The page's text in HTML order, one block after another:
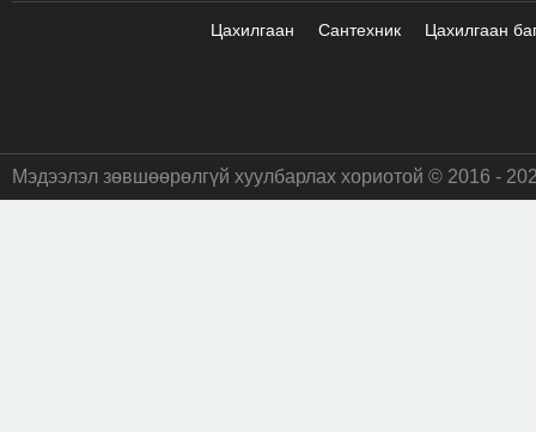
Цахилгаан Сантехник Цахилгаан
Мэдээлэл зөвшөөрөлгүй хуулбарлах хориотой © 2016 -